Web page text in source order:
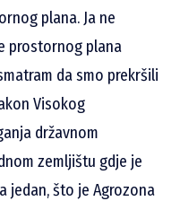
plana. Ja ne
prostornog plana
da smo prekršili
Visokog
državnom
zemljištu gdje je
jedan, što je Agrozona